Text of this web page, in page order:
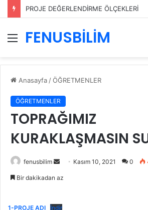
PROJE DEĞERLENDİRME ÖLÇEKLERİ
Menü
FENUSBİLİM
Anasayfa /ÖĞRETMENLER
ÖĞRETMENLER
TOPRAĞIMIZ
KURAKLAŞMASIN
fenusbilim
Bir
Kasım 10, 2021 0
Bir dakikadan az
1-PROJE ADI
İndir